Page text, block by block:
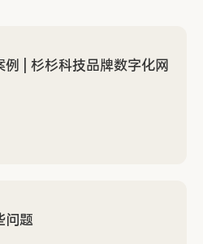
| 杉杉科技品牌数字化网
问题